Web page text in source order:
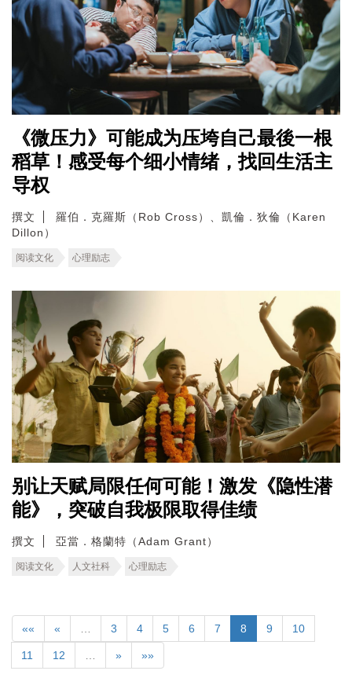
《微压力》可能成为压垮自己最後一根
稻草！感受每个细小情绪，找回生活主
导权
撰文
羅伯．克羅斯（Rob Cross）、凱倫．狄倫（Karen
Dillon）
阅读文化 心理励志
别让天赋局限任何可能！激发《隐性潜
能》，突破自我极限取得佳绩
撰文 亞當．格蘭特（Adam Grant）
阅读文化 人文社科 心理励志
«« « 3 4 5 6 7 8 9 10
11 12 » »»